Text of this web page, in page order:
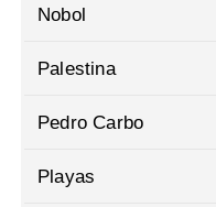
Nobol
Palestina
Pedro Carbo
Playas